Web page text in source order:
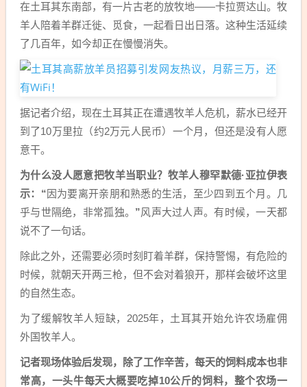
在土耳其东南部，有一片古老的放牧地——卡拉贾达山。牧
羊人陪着羊群迁徙、觅食，一起看日出日落。这种生活延续
了几百年，如今却正在慢慢消失。
据记者介绍，现在土耳其正在遭遇牧羊人危机，薪水已经开
到了10万里拉（约2万元人民币）一个月，但还是没有人愿
意干。
为什么没人愿意把牧羊当职业？牧羊人穆罕默德·亚拉伊表
示：“因为要离开亲朋和熟悉的生活，至少四到五个月。几
乎与世隔绝，非常孤独。 ”风声大过人声。有时候，一天都
说不了一句话。
除此之外，还需要必须时刻盯着羊群，保持警惕，有危险的
时候，就朝天开两三枪，但不会对着狼开，那样会破坏这里
的自然生态。
为了缓解牧羊人短缺，2025年，土耳其开始允许农场雇佣
外国牧羊人。
记者现场体验后发现，除了工作辛苦，每天的饲料成本也非
常高，一头牛每天大概要吃掉10公斤的饲料，整个农场一